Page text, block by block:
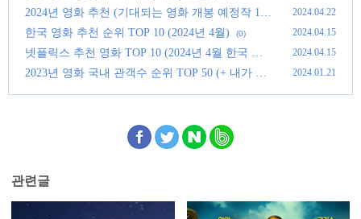
2024년 영화 추천 (기대되는 영화 개봉 예정작 11
가지)
(0)
2024.04.22
한국 영화 추천 순위 TOP 10 (2024년 4월) (0) 2024.04.15
넷플릭스 추천 영화 TOP 10 (2024년 4월 한국 영
화)
(0)
2024.04.15
2023년 영화 국내 관객수 순위 TOP 50 (+ 내가 아
2024.01.21
관련글